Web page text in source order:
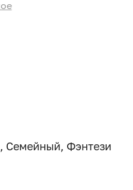
, Семейный, Фэнтези